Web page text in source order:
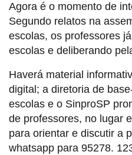
Agora é o momento de
Segundo relatos na
escolas, os professores
escolas e deliberando
Haverá material
digital; a diretoria de
escolas e o SinproSP
de professores, no lugar
para orientar e discutir a
whatsapp para 95278.